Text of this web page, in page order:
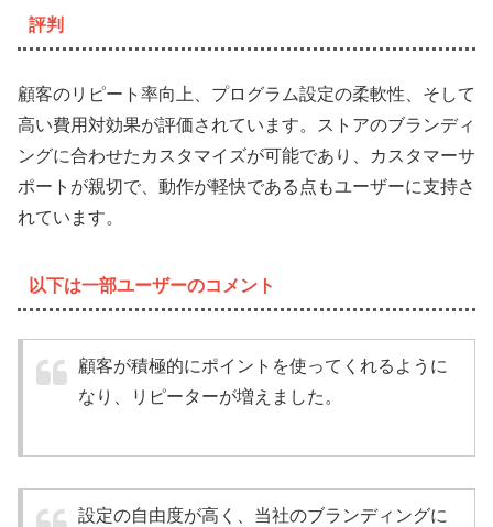
評判
顧客のリピート率向上、プログラム設定の柔軟性、そして
高い費用対効果が評価されています。ストアのブランディ
ングに合わせたカスタマイズが可能であり、カスタマーサ
ポートが親切で、動作が軽快である点もユーザーに支持さ
れています。
以下は一部ユーザーのコメント
顧客が積極的にポイントを使ってくれるように
なり、リピーターが増えました。
設定の自由度が高く、当社のブランディングに